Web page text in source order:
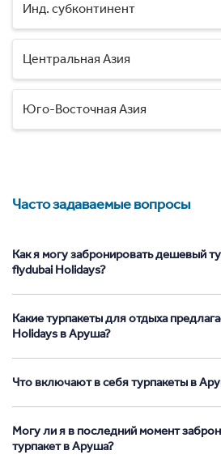
Инд. субконтинент
Центральная Азия
Юго-Восточная Азия
Часто задаваемые вопросы
Как я могу забронировать дешевый
flydubai Holidays?
Какие турпакеты для отдыха
Holidays в Аруша?
Что включают в себя турпакеты в
Могу ли я в последний момент
турпакет в Аруша?